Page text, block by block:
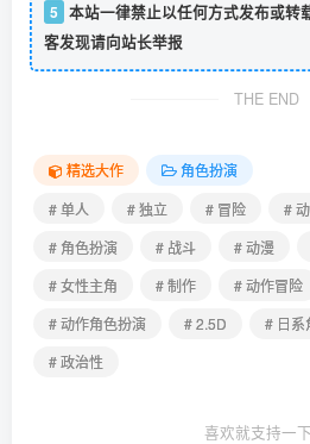
5 本站一律禁止以任何方式发布或转
客发现请向站长举报
THE END
精选大作
角色扮演
# 单人
# 独立 # 冒险 #
# 角色扮演
# 战斗 # 动漫
# 女性主角
# 制作 # 动作冒险
# 动作角色扮演
# 2.5D # 日系
# 政治性
喜欢就支持一